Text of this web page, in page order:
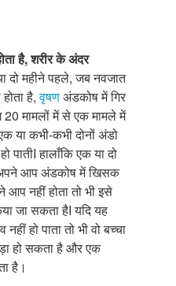
है,शरीर के अंदर
दो महीने पहले, जब नवजात
होता है,वृषणअंडकोष में गिर
मामलों में से एक मामले में
या कभी-कभी दोनों अंडो
पातीI हालाँकि एक या दो
अपने आप अंडकोष में खिसक
आप नहीं होता तो भी इसे
जा सकता हैI यदि यह
हो पाता तो भी वो बच्चा
हो सकता है और एक
है।